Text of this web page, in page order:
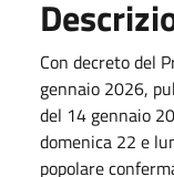
Con decreto del
gennaio 2026,
del 14 gennaio
domenica 22 e
popolare